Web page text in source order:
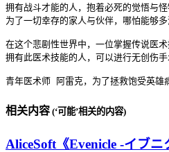
拥有战斗才能的人，抱着必死的觉悟与怪
为了一切幸存的家人与伙伴，哪怕能够多
在这个悲剧性世界中，一位掌握传说医术
拥有此医术技能的人，可以进行无创伤
相关内容 (‘可能’相关的内容)
AliceSoft《Evenicle -イブニ